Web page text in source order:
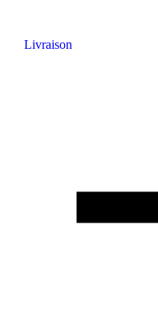
Livraison